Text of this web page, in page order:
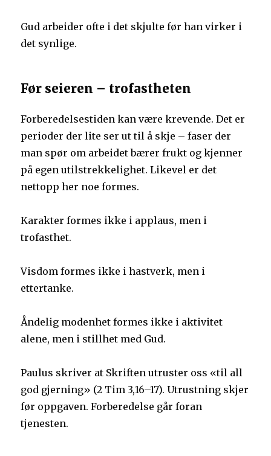
Gud arbeider ofte i det skjulte før han virker i
det synlige.
Før seieren – trofastheten
Forberedelsestiden kan være krevende. Det er
perioder der lite ser ut til å skje – faser der
man spør om arbeidet bærer frukt og kjenner
på egen utilstrekkelighet. Likevel er det
nettopp her noe formes.
Karakter formes ikke i applaus, men i
trofasthet.
Visdom formes ikke i hastverk, men i
ettertanke.
Åndelig modenhet formes ikke i aktivitet
alene, men i stillhet med Gud.
Paulus skriver at Skriften utruster oss «til all
god gjerning» (2 Tim 3,16–17). Utrustning skjer
før oppgaven. Forberedelse går foran
tjenesten.